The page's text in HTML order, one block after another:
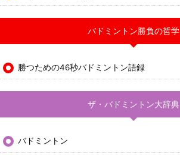
バドミントン勝負の哲学
勝つための46秒バドミントン語録
ザ・バドミントン大辞典
バドミントン